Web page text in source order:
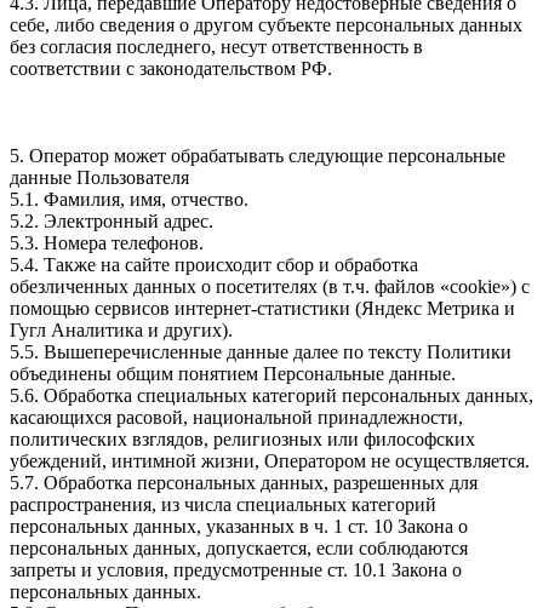
себе, либо сведения о другом субъекте персональных данных
без согласия последнего, несут ответственность в
соответствии с законодательством РФ.
5. Оператор может обрабатывать следующие персональные
данные Пользователя
5.1. Фамилия, имя, отчество.
5.2. Электронный адрес.
5.3. Номера телефонов.
5.4. Также на сайте происходит сбор и обработка
обезличенных данных о посетителях (в т.ч. файлов «cookie») с
помощью сервисов интернет-статистики (Яндекс Метрика и
Гугл Аналитика и других).
5.5. Вышеперечисленные данные далее по тексту Политики
объединены общим понятием Персональные данные.
5.6. Обработка специальных категорий персональных данных,
касающихся расовой, национальной принадлежности,
политических взглядов, религиозных или философских
убеждений, интимной жизни, Оператором не осуществляется.
5.7. Обработка персональных данных, разрешенных для
распространения, из числа специальных категорий
персональных данных, указанных в ч. 1 ст. 10 Закона о
персональных данных, допускается, если соблюдаются
запреты и условия, предусмотренные ст. 10.1 Закона о
персональных данных.